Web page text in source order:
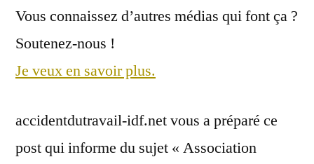
Vous connaissez d’autres médias qui font ça ?
Soutenez-nous !
Je veux en savoir plus.
accidentdutravail-idf.net vous a préparé ce
post qui informe du sujet « Association